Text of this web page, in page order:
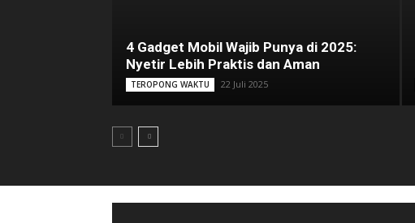
4 Gadget Mobil Wajib Punya di 2025:
Nyetir Lebih Praktis dan Aman
TEROPONG WAKTU 22 Juli 2025